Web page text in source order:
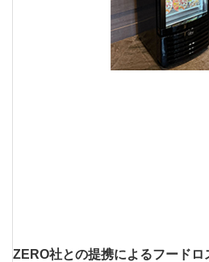
ZERO社との提携によるフード